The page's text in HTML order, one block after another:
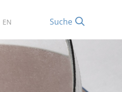
EN Suche